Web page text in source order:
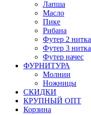
Лапша
Масло
Пике
Рибана
Футер 2 нитка
Футер 3 нитка
Футер начес
ФУРНИТУРА
Молнии
Ножницы
СКИДКИ
КРУПНЫЙ ОПТ
Корзина